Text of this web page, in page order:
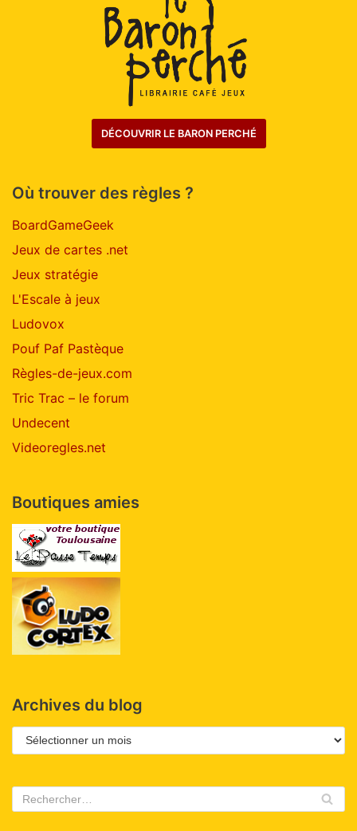
DÉCOUVRIR LE BARON PERCHÉ
Où trouver des règles ?
BoardGameGeek
Jeux de cartes .net
Jeux stratégie
L'Escale à jeux
Ludovox
Pouf Paf Pastèque
Règles-de-jeux.com
Tric Trac – le forum
Undecent
Videoregles.net
Boutiques amies
Archives du blog